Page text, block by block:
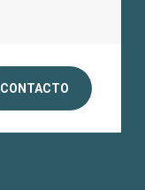
CONTACTO